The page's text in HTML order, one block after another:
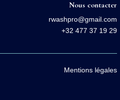
Nous contacter
rwashpro@gmail.com
+32 477 37 19 29
Mentions légales